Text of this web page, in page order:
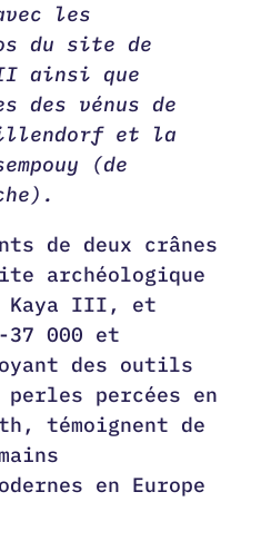
les
du site de
ainsi que
des vénus de
et la
(de
de deux crânes
archéologique
Kaya III, et
37 000 et
des outils
percées en
témoignent de
en Europe